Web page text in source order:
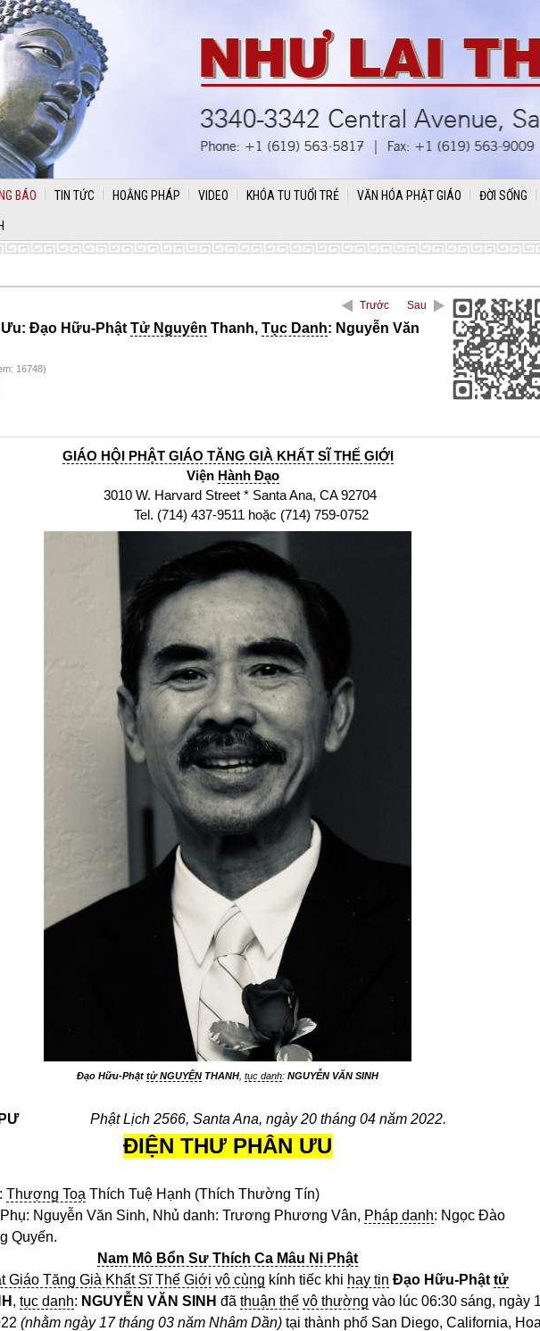
BÁO TIN TỨC HOẰNG PHÁP VIDEO KHÓA TU TUỔI TRẺ VĂN HÓA PHẬT GIÁO ĐỜI SỐNG
Trước Sau
Đạo Hữu-Phật Tử Nguyên Thanh, Tục Danh: Nguyễn Văn
16748)
GIÁO HỘI PHẬT GIÁO TĂNG GIÀ KHẤT SĨ THẾ GIỚI
Viện Hành Đạo
3010 W. Harvard Street * Santa Ana, CA 92704
Tel. (714) 437-9511 hoặc (714) 759-0752
Đạo Hữu-Phật tử NGUYÊN THANH tục danh: NGUYỄN VĂN SINH
ĐTPƯ Phật Lịch 2566, Santa Ana, ngày 20 tháng 04 năm 2022.
ĐIỆN THƯ PHÂN ƯU
Thượng Toạ Thích Tuệ Hạnh (Thích Thường Tín)
Nguyễn Văn Sinh, Nhủ danh: Trương Phương Vân, Pháp danh: Ngọc Đào
Quyến.
Nam Mô Bổn Sư Thích Ca Mâu Ni Phật
Giáo Tăng Già Khất Sĩ Thế Giới vô cùng kính tiếc khi hay tin Đạo Hữu-Phật tử
, tục danh: NGUYỄN VĂN SINH đã thuận thế vô thường vào lúc 06:30 sáng, ngày
(nhằm ngày 17 tháng 03 năm Nhâm Dần) tại thành phố San Diego, California,